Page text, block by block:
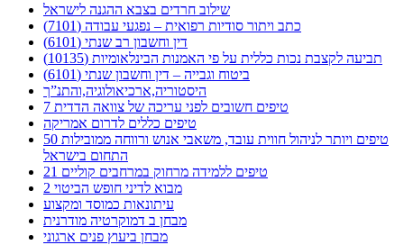
שילוב חרדים בצבא ההגנה לישראל
כתב ויתור סודיות רפואית – נפגעי עבודה (7101)
דין וחשבון רב שנתי (6101)
תביעה לקצבת נכות כללית על פי האמנות הבינלאומיות (10135)
ביטוח וגבייה – דין וחשבון שנתי (6101)
היסטוריה,ארכיאולוגיה,והתנ”ך
7 טיפים חשובים לפני עריכה של צוואה הדדית
טיפים כללים לדרום אמריקה
50 טיפים ויותר לניהול חווית עובד, משאבי אנוש ורווחה ממובילות
התחום בישראל
21 טיפים ללמידה מרחוק במרחבים קוליים
מבוא לדיני חופש הביטוי 2
עיתונאות כמוסד ומקצוע
מבחן ב דמוקרטיה מודרנית
מבחן ביעוץ פנים ארגוני